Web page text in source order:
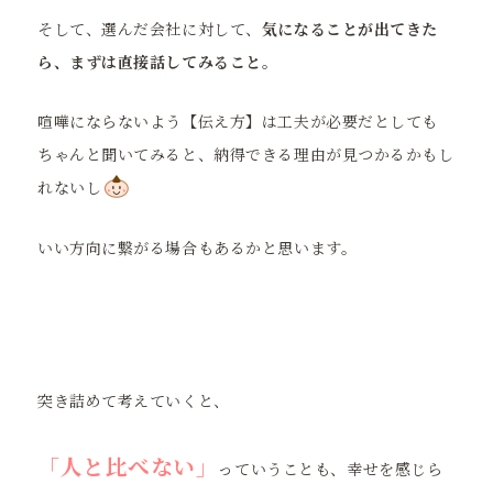
そして、選んだ会社に対して、 気になることが出てきた
ら、まずは直接話してみること。
喧嘩にならないよう【伝え方】は工夫が必要だとしても
ちゃんと聞いてみると、納得できる理由が見つかるかもし
れないし
いい方向に繋がる場合もあるかと思います。
突き詰めて考えていくと、
「人と比べない」
っていうことも、幸せを感じら